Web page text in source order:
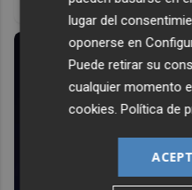
Inspírate y elige tu
lugar del
oponerse en
Puede retirar su
cualquier momento
cookies.Política de